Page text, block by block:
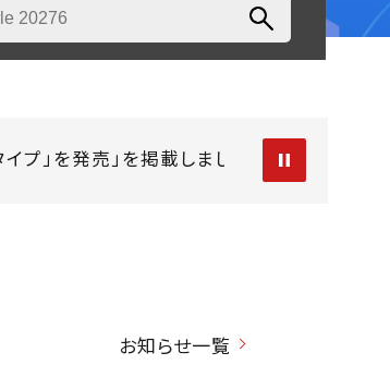
を発売」を掲載しました
お知らせ一覧